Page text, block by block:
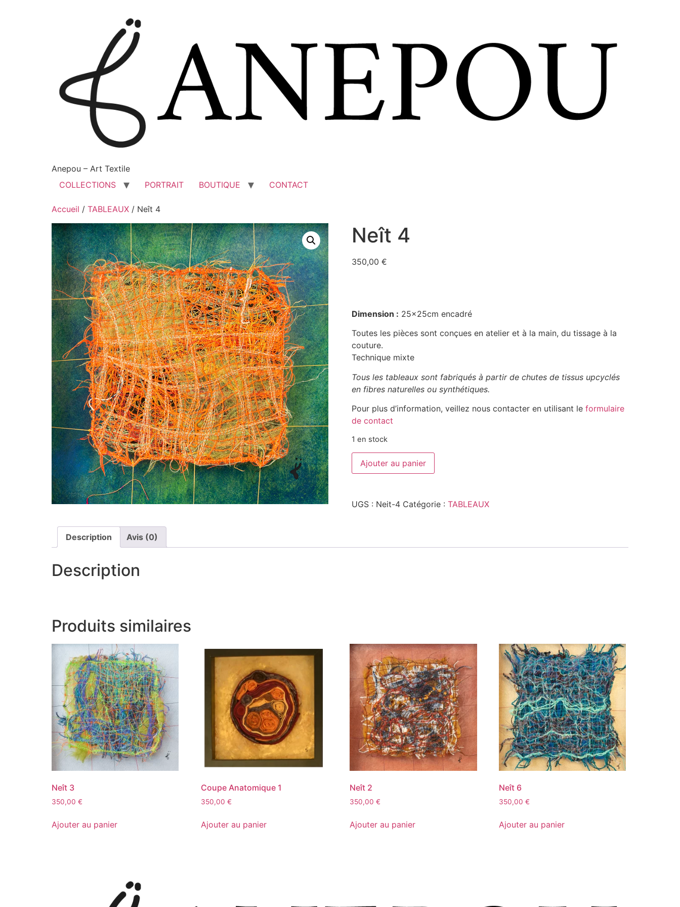
Anepou – Art Textile
COLLECTIONS
PORTRAIT BOUTIQUE CONTACT
Accueil / TABLEAUX / Neît 4
Neît 4
350,00 €
Dimension : 25x25cm encadré
Toutes les pièces sont conçues en atelier et à la main, du tissage à la
couture.
Technique mixte
Tous les tableaux sont fabriqués à partir de chutes de tissus upcyclés
en fibres naturelles ou synthétiques.
Pour plus d’information, veillez nous contacter en utilisant le formulaire
de contact
1 en stock
Ajouter au panier
UGS : Neit-4 Catégorie : TABLEAUX
Description Avis (0)
Description
Produits similaires
Neît 3
350,00 €
Ajouter au panier
Coupe Anatomique 1
350,00 €
Ajouter au panier
Neît 2
350,00€
Ajouter au panier
Neît 6
350,00€
Ajouter au panier